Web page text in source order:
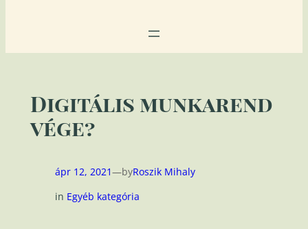
Digitális munkarend
vége?
ápr 12, 2021—byRoszik Mihaly
in Egyéb kategória